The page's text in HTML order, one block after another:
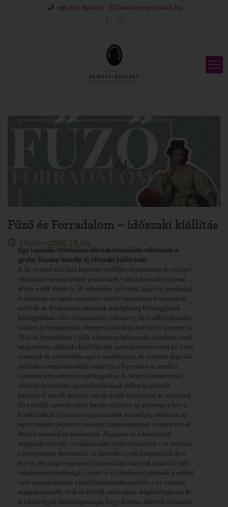
+36 (66) 650-218 kastely@gyulakult.hu
Fűző és Forradalom – időszaki kiállítás
10:00 - 2025.12.04.
Egy legendás történelmi időszak forradalmi változásai a
gyulai Almásy-kastély új időszaki kiállításán.
A 19. század első fele kapcsán elsőként nemzeteket és világot
változtató eseményekre gondolunk – ám a korszak teljesen
átírta a nők életét is. A reformkor politikai, ipari és gazdasági
fordulatait az egész nemzetet érintő társadalmi folyamatok
szőtték át. Ezek révén nemcsak a polgárság férfitagjainak
közügyekhez való viszonyulása változott, de a nők legkisebb,
családi és legnagyobb, nemzeti szférában betöltött szerepe is.
Fűző és forradalom – Nők a hazai polgárosodás korában című,
négytermes időszaki kiállításunk mozaikszerűen veti fel a női
szerepek és művelődés egyes aspektusait, és modern digitális
technikai megoldásokkal irányítja a figyelmet az eredeti,
csaknem kétszáz éves műtárgyakra. A tárlat a biedermeier
időszak forradalmi gondolkodásának nőkre gyakorolt
hatásairól mesél; hogyan váltak a nők öntudattal és akarattal
bíró önálló személyekké, került előtérbe az anyaság, s lett a
korábbiaknál fontosabb a gyermekek személye, valamint az
egyre inkább jellemző szerelmi házasságokban miként lettek
férjeik társaivá az asszonyok. Ahogyan az a kastélynál
megszokottá vált, a tudásátadás tradicionalitása – ez esetben
a biedermeier festésmód, az aprólékos, női kiegészítők és a
míves, de mégis egyszerű formavilágú bútorok közelről való
tanulmányozhatósága – most is a jelenkorral párosul: a mából
való visszatekintés a kiállítástechnika mellett a 21. századi
magyar szerzők, írók és költők reformkor- képével egészül ki.
A tárlat egyik különlegessége, hogy kortárs alkotók olvasnak